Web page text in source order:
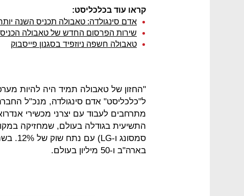
קראו עוד בכלכליסט:
אדם סינגולדה: טאבולה תכניס השנה
שירות הפרסום החדש של טאבולה הכניס לה 100 מיליון
טאבולה חשפה ניוזפיד בסגנון פייסבוק
"החזון של טאבולה תמיד היה להיות
התשיעית בגודלה בעולם, שמחזיקה
בארה"ב ו-50 מיליון בעולם.